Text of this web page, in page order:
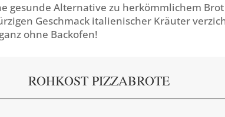
gesunde Alternative zu herkömmlichem
Geschmack italienischer Kräuter
ohne Backofen!
ROHKOST PIZZABROTE